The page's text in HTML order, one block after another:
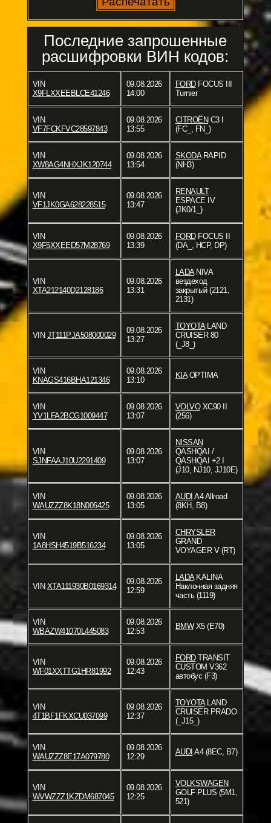
Последние запрошенные
расшифровки ВИН кодов:
VIN
X9FLXXEEBLCE41246
09.08.2026
14:00
FORDFOCUS III
Turnier
VIN
VF7FCKFVC28597843
09.08.2026
13:55
CITROËN C3 I
(FC_, FN_)
VIN
XW8AG4NHXJK120744
09.08.2026
13:54
SKODARAPID
(NH3)
VIN
VF1JK0GA628228515
09.08.2026
13:47
RENAULT
ESPACE IV
(JK0/1_)
VIN
X9F5XXEED57M28769
09.08.2026
13:39
FORDFOCUS II
(DA_, HCP, DP)
VIN
XTA212140D2128186
09.08.2026
13:31
LADANIVA
вездеход
закрытый (2121,
2131)
VIN JT111PJA508000029
09.08.2026
13:27
TOYOTALAND
CRUISER 80
(_J8_)
VIN
KNAGS416BHA121346
09.08.2026
13:10
KIAOPTIMA
VIN
YV1LFA2BCG1009447
09.08.2026
13:07
VOLVOXC90 II
(256)
VIN
SJNFAAJ10U2291409
09.08.2026
13:07
NISSAN
QASHQAI /
QASHQAI +2 I
(J10, NJ10, JJ10E)
VIN
WAUZZZ8K18N006425
09.08.2026
13:05
AUDI A4 Allroad
(8KH, B8)
VIN
1A8HSH4519B516234
09.08.2026
13:05
CHRYSLER
GRAND
VOYAGER V (RT)
VIN XTA111930B0169314
09.08.2026
12:59
LADAKALINA
Наклонная задняя
часть (1119)
VIN
WBAZW41070L445083
09.08.2026
12:53
BMWX5 (E70)
VIN
WF01XXTTG1HR81992
09.08.2026
12:43
FORDTRANSIT
CUSTOM V362
автобус (F3)
VIN
4T1BF1FKXCU037099
09.08.2026
12:37
TOYOTALAND
CRUISER PRADO
(_J15_)
VIN
WAUZZZ8E17A079780
09.08.2026
12:29
AUDI A4 (8EC, B7)
VIN
WVWZZZ1KZDM687045
09.08.2026
12:25
VOLKSWAGEN
GOLF PLUS (5M1,
521)